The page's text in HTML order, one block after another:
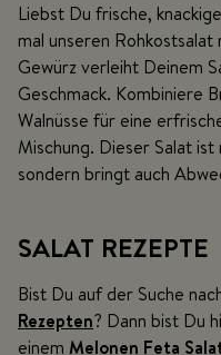
Liebst Du frische,
mal unseren Rohkostsalat
Gewürz verleiht Deinem
Geschmack. Kombiniere
Walnüsse für eine
Mischung. Dieser Salat
sondern bringt auch
SALAT REZEPTE
Bist Du auf der Suche
Rezepten? Dann bist Du
einem Melonen Feta